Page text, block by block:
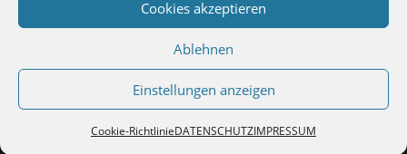
Cookies akzeptieren
Ablehnen
Einstellungen anzeigen
Cookie-RichtlinieDATENSCHUTZIMPRESSUM
IMPRESSUM DATENSCHUTZ Cookie-Richtlinie (EU)